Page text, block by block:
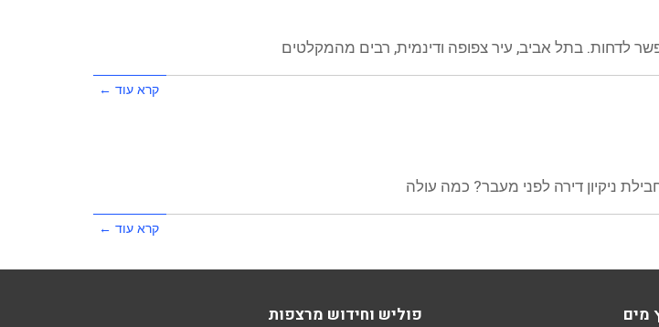
לדחות. בתל אביב, עיר צפופה ודינמית, רבים מהמקלטים
קרא עוד ←
ניקיון דירה לפני מעבר? כמה עולה
קרא עוד ←
מים פוליש וחידוש מרצפות